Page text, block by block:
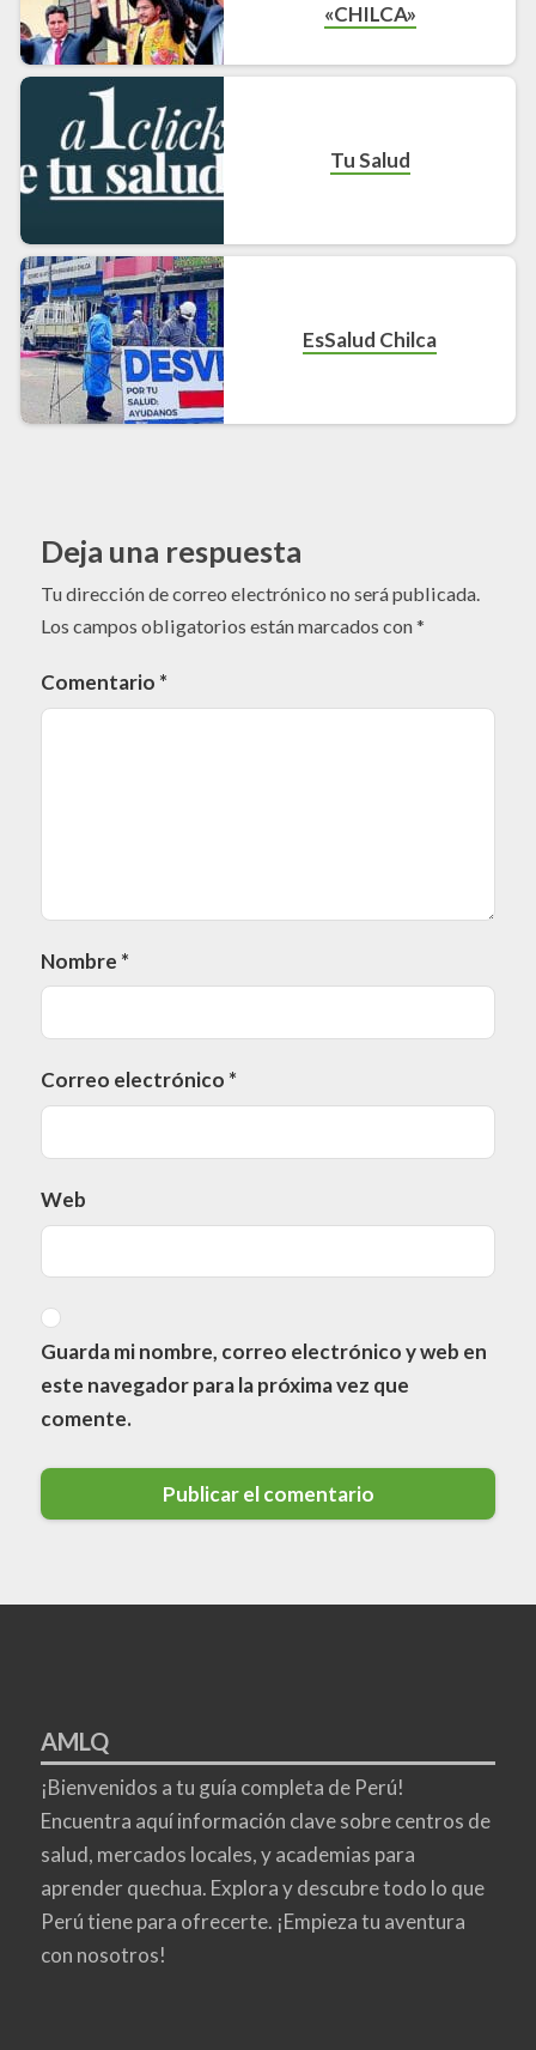
«CHILCA»
Tu Salud
EsSalud Chilca
Deja una respuesta
Tu dirección de correo electrónico no será publicada.
Los campos obligatorios están marcados con*
Comentario *
Nombre *
Correo electrónico *
Web
Guarda mi nombre, correo electrónico y web en
este navegador para la próxima vez que
comente.
AMLQ
¡Bienvenidos a tu guía completa de Perú!
Encuentra aquí información clave sobre centros de
salud, mercados locales, y academias para
aprender quechua. Explora y descubre todo lo que
Perú tiene para ofrecerte. ¡Empieza tu aventura
con nosotros!